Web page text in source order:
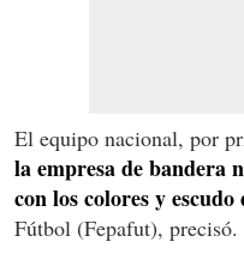
El equipo nacional, por
la empresa de bandera
con los colores y
Fútbol (Fepafut), precisó.